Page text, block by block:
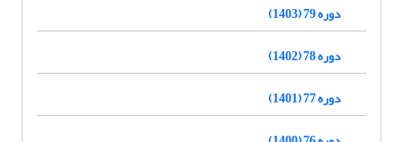
دوره 79 (1403)
دوره 78 (1402)
دوره 77 (1401)